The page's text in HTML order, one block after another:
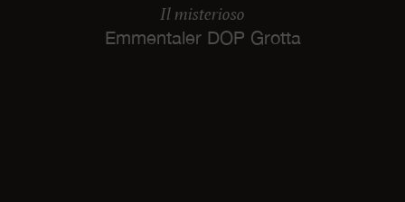
Il misterioso
Emmentaler DOP Grotta